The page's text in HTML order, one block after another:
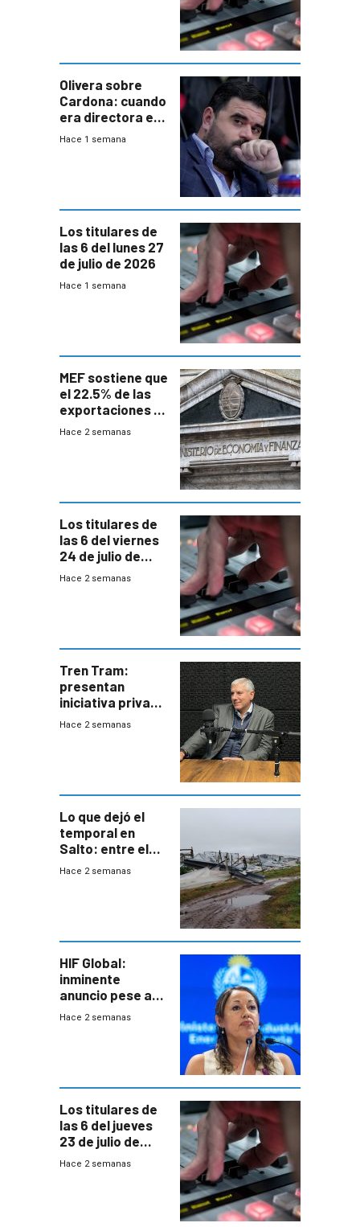
Olivera sobre
Cardona: cuando
era directora en
UTE “no era muy
Hace 1 semana
Los titulares de
las 6 del lunes 27
de julio de 2026
Hace 1 semana
MEF sostiene que
el 22.5% de las
exportaciones a
EE.UU se verán
Hace 2 semanas
Los titulares de
las 6 del viernes
24 de julio de
2026
Hace 2 semanas
Tren Tram:
presentan
iniciativa privada
para una red de
Hace 2 semanas
Lo que dejó el
temporal en
Salto: entre el
impacto
Hace 2 semanas
HIF Global:
inminente
anuncio pese a
declaración de
gobierno
Hace 2 semanas
Los titulares de
las 6 del jueves
23 de julio de
2026
Hace 2 semanas